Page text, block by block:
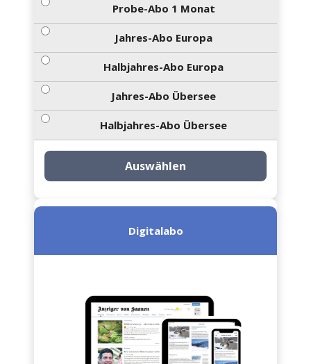
Probe-Abo 1 Monat
Jahres-Abo Europa
Halbjahres-Abo Europa
Jahres-Abo Übersee
Halbjahres-Abo Übersee
Auswählen
Digitalabo